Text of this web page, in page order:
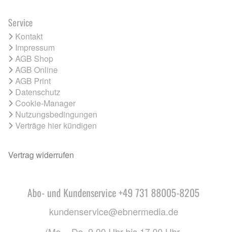
Service
Kontakt
Impressum
AGB Shop
AGB Online
AGB Print
Datenschutz
Cookie-Manager
Nutzungsbedingungen
Verträge hier kündigen
Vertrag widerrufen
Abo- und Kundenservice +49 731 88005-8205
kundenservice@ebnermedia.de